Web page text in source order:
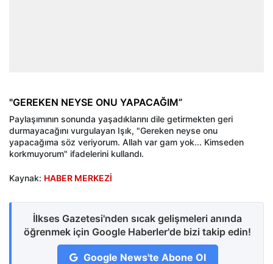
"GEREKEN NEYSE ONU YAPACAĞIM”
Paylaşımının sonunda yaşadıklarını dile getirmekten geri
durmayacağını vurgulayan Işık, "Gereken neyse onu
yapacağıma söz veriyorum. Allah var gam yok... Kimseden
korkmuyorum" ifadelerini kullandı.
Kaynak: HABER MERKEZİ
İlkses Gazetesi'nden sıcak gelişmeleri anında
öğrenmek için Google Haberler'de bizi takip edin!
Google News'te Abone Ol